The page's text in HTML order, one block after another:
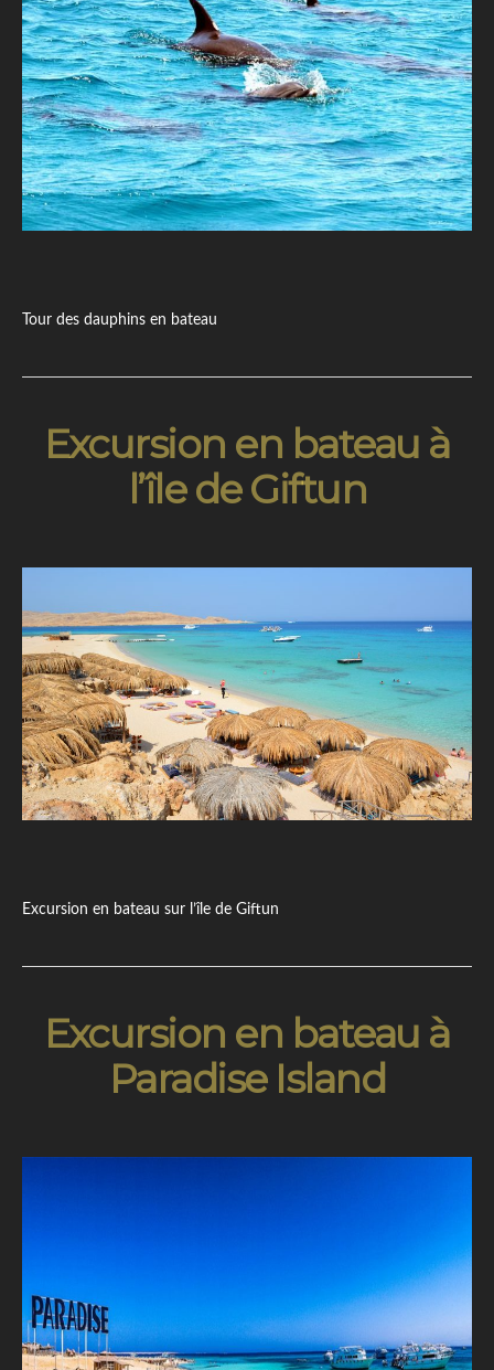
Tour des dauphins en bateau
Excursion en bateau à
l’île de Giftun
Excursion en bateau sur l’île de Giftun
Excursion en bateau à
Paradise Island